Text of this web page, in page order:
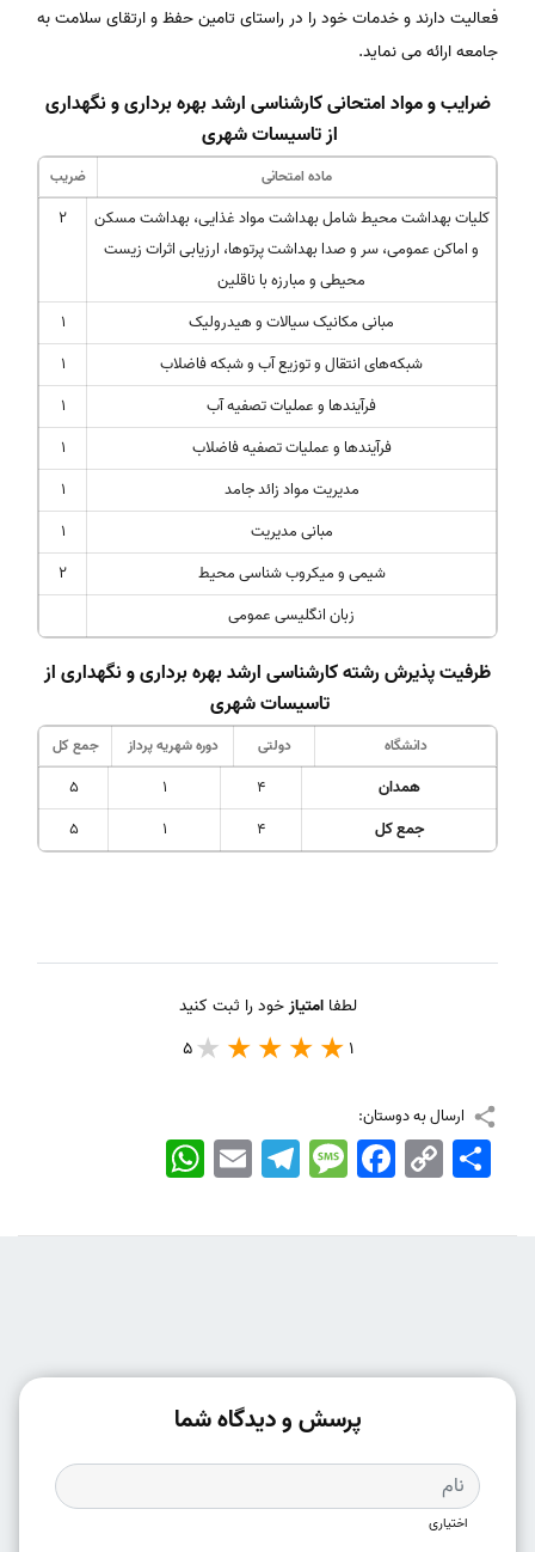
فعالیت دارند و خدمات خود را در راستای تامین حفظ و ارتقای سلامت به
جامعه ارائه می نماید.
ضرایب و مواد امتحانی کارشناسی ارشد بهره برداری و نگهداری
از تاسیسات شهری
ماده امتحانی ضریب
کلیات بهداشت محیط شامل بهداشت مواد غذایی، بهداشت مسکن
و اماکن عمومی، سر و صدا بهداشت پرتوها، ارزیابی اثرات زیست
محیطی و مبارزه با ناقلین
2
مبانی مکانیک سیالات و هیدرولیک
1
شبکه‌های انتقال و توزیع آب و شبکه فاضلاب
1
فرآیندها و عملیات تصفیه آب
1
فرآیندها و عملیات تصفیه فاضلاب
1
مدیریت مواد زائد جامد
1
مبانی مدیریت
1
شیمی و میکروب شناسی محیط
2
زبان انگلیسی عمومی
ظرفیت پذیرش رشته کارشناسی ارشد بهره برداری و نگهداری از
تاسیسات شهری
دانشگاه دولتی دوره شهریه پرداز جمع کل
همدان 4
1
5
جمع کل
4
1
5
لطفاامتیازخود را ثبت کنید
1
5
ارسال به دوستان:
WhatsApp EmailTelegramMessageFacebook Copy
Link
اشتراک
پرسش و دیدگاه شما
اختیاری